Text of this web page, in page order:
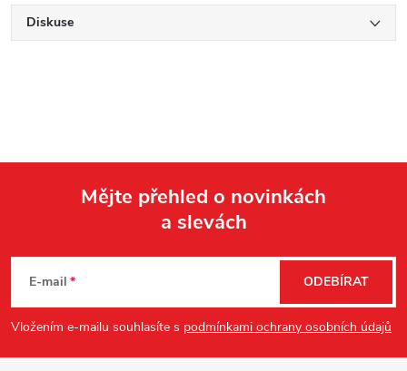
Diskuse
p
Mějte přehled o novinkách
a slevách
E-mail
Vložením e-mailu souhlasíte s podmínkami ochrany osobních údajů
ODEBÍRAT